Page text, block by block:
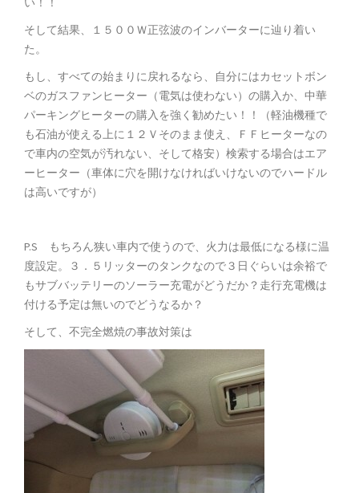
そして結果、１５００Ｗ正弦波のインバーターに辿り着い
た。
もし、すべての始まりに戻れるなら、自分にはカセットボン
ベのガスファンヒーター（電気は使わない）の購入か、中華
パーキングヒーターの購入を強く勧めたい！！（軽油機種で
も石油が使える上に１２Ｖそのまま使え、ＦＦヒーターなの
で車内の空気が汚れない、そして格安）検索する場合はエア
ーヒーター（車体に穴を開けなければいけないのでハードル
は高いですが）
P.S もちろん狭い車内で使うので、火力は最低になる様に温
度設定。３．５リッターのタンクなので３日ぐらいは余裕で
もサブバッテリーのソーラー充電がどうだか？走行充電機は
付ける予定は無いのでどうなるか？
そして、不完全燃焼の事故対策は